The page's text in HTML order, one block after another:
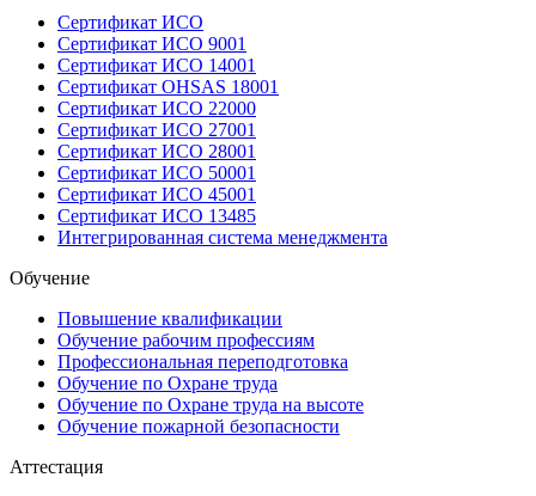
Сертификат ИСО
Сертификат ИСО 9001
Сертификат ИСО 14001
Сертификат OHSAS 18001
Сертификат ИСО 22000
Сертификат ИСО 27001
Сертификат ИСО 28001
Сертификат ИСО 50001
Сертификат ИСО 45001
Сертификат ИСО 13485
Интегрированная система менеджмента
Обучение
Повышение квалификации
Обучение рабочим профессиям
Профессиональная переподготовка
Обучение по Охране труда
Обучение по Охране труда на высоте
Обучение пожарной безопасности
Аттестация